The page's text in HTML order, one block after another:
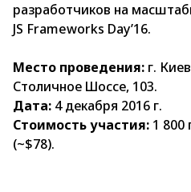
разработчиков на
JS Frameworks Day’16.
Место проведения: г.
Столичное Шоссе, 103.
Дата: 4 декабря 2016 г.
Стоимость участия: 1 800
(~$78).